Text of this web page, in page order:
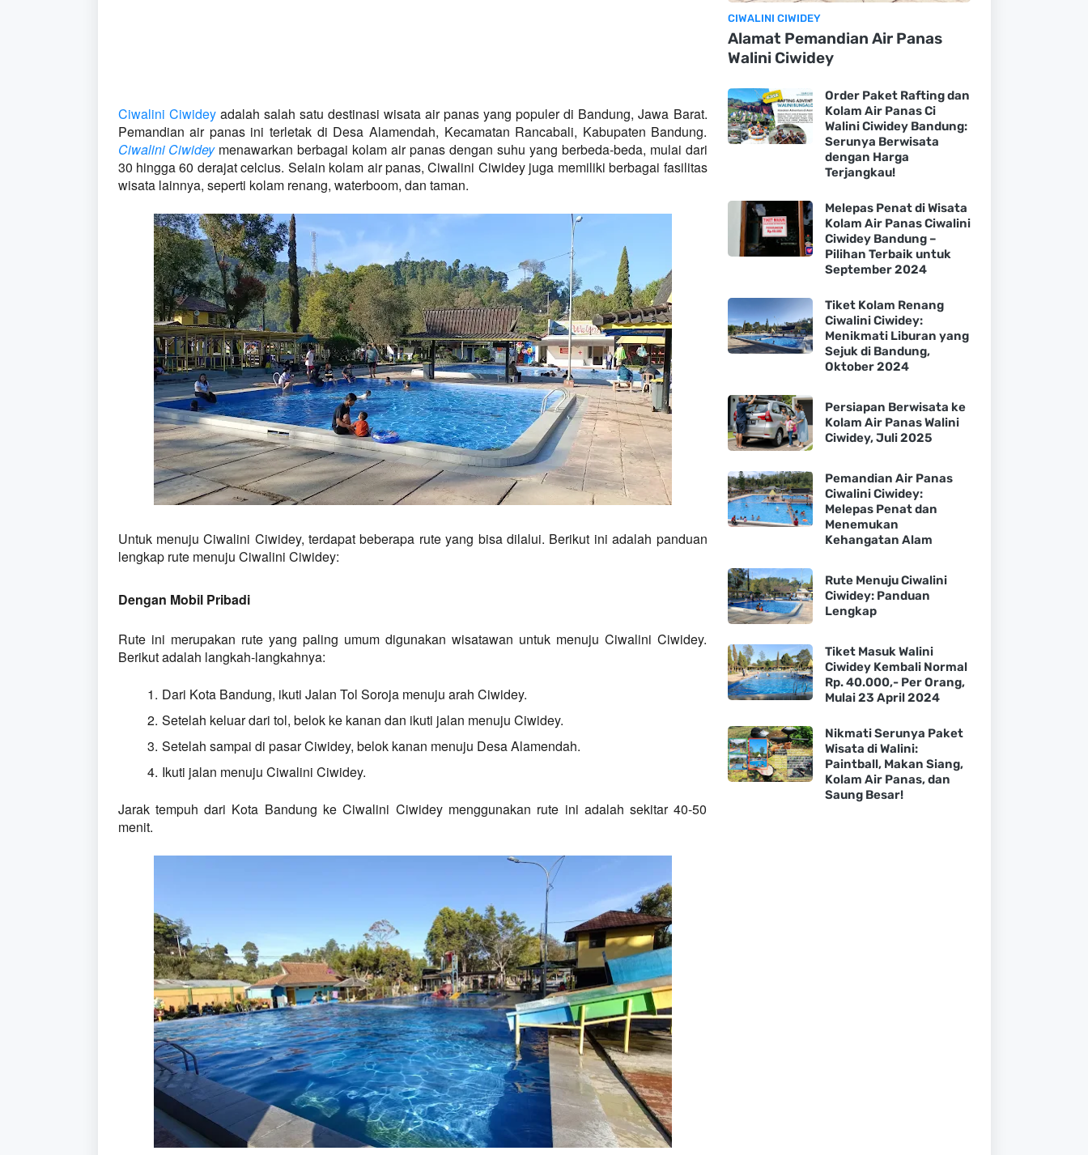
Ciwalini Ciwidey adalah salah satu destinasi wisata air panas yang populer di Bandung, Jawa Barat.
Ciwalini Ciwidey menawarkan berbagai kolam air panas dengan suhu yang berbeda-beda, mulai dari
30 hingga 60 derajat celcius. Selain kolam air panas, Ciwalini Ciwidey juga memiliki berbagai fasilitas
wisata lainnya, seperti kolam renang, waterboom, dan taman.
Untuk menuju Ciwalini Ciwidey, terdapat beberapa rute yang bisa dilalui. Berikut ini adalah panduan
lengkap rute menuju Ciwalini Ciwidey:
Dengan Mobil Pribadi
Rute ini merupakan rute yang paling umum digunakan wisatawan untuk menuju Ciwalini Ciwidey.
Berikut adalah langkah-langkahnya:
Dari Kota Bandung, ikuti Jalan Tol Soroja menuju arah Ciwidey.
Setelah keluar dari tol, belok ke kanan dan ikuti jalan menuju Ciwidey.
Setelah sampai di pasar Ciwidey, belok kanan menuju Desa Alamendah.
Ikuti jalan menuju Ciwalini Ciwidey.
Jarak tempuh dari Kota Bandung ke Ciwalini Ciwidey menggunakan rute ini adalah sekitar 40-50
menit.
CIWALINI CIWIDEY
Alamat Pemandian Air Panas
Walini Ciwidey
Order Paket Rafting dan
Kolam Air Panas Ci
Walini Ciwidey Bandung:
Serunya Berwisata
dengan Harga
Terjangkau!
Melepas Penat di Wisata
Kolam Air Panas Ciwalini
Ciwidey Bandung –
Pilihan Terbaik untuk
September 2024
Tiket Kolam Renang
Ciwalini Ciwidey:
Menikmati Liburan yang
Sejuk di Bandung,
Oktober 2024
Persiapan Berwisata ke
Kolam Air Panas Walini
Ciwidey, Juli 2025
Pemandian Air Panas
Ciwalini Ciwidey:
Melepas Penat dan
Menemukan
Kehangatan Alam
Rute Menuju Ciwalini
Ciwidey: Panduan
Lengkap
Tiket Masuk Walini
Ciwidey Kembali Normal
Rp. 40.000,- Per Orang,
Mulai 23 April 2024
Nikmati Serunya Paket
Wisata di Walini:
Paintball, Makan Siang,
Kolam Air Panas, dan
Saung Besar!